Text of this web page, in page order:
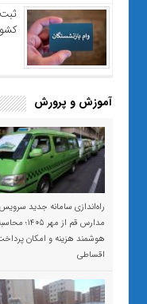
آموزش و پرورش
راه‌اندازی سامانه جدید سرویس
مدارس قم از مهر ۱۴۰۵؛
هوشمند هزینه و امکان
اقساطی